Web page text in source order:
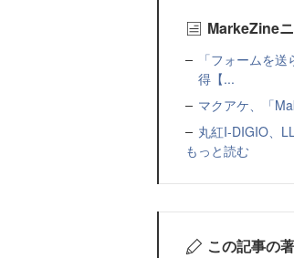
MarkeZine
「フォームを
得【...
マクアケ、「
丸紅I-DIGIO、
もっと読む
この記事の